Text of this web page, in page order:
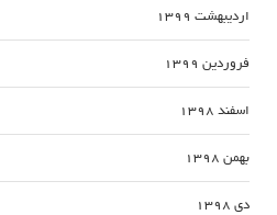
اردیبهشت 1399
فروردین 1399
اسفند 1398
بهمن 1398
دی 1398